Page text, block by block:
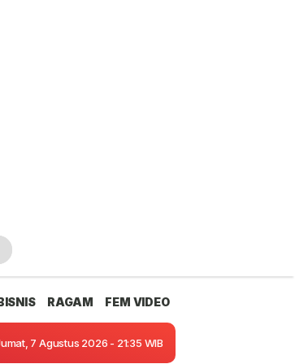
RAGAM FEM VIDEO
7 Agustus 2026 - 21:35 WIB